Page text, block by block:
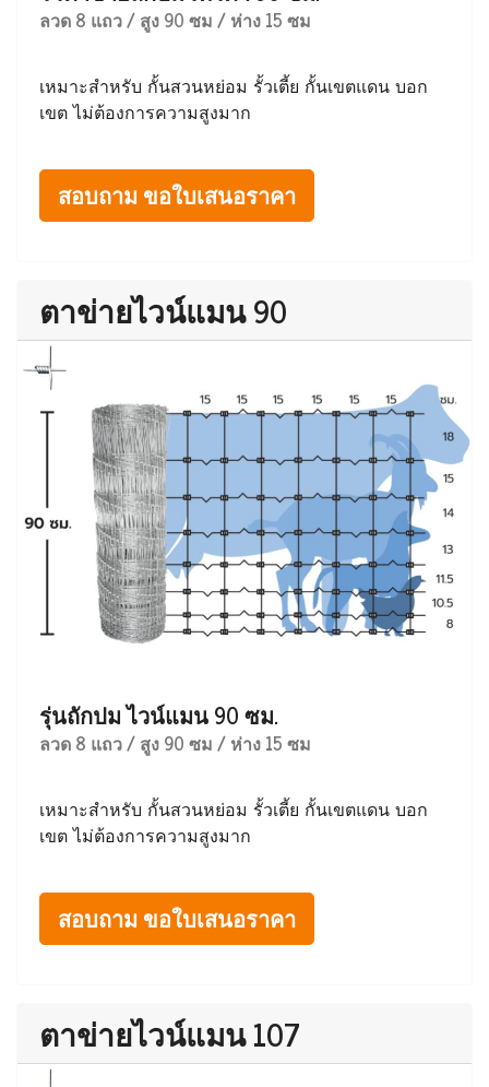
ลวด 8 แถว / สูง 90 ซม / ห่าง 15 ซม
เหมาะสำหรับ กั้นสวนหย่อม รั้วเตี้ย กั้นเขตแดน บอก
เขต ไม่ต้องการความสูงมาก
สอบถาม ขอใบเสนอราคา
ตาข่ายไวน์แมน 90
รุ่นถักปม ไวน์แมน 90 ซม.
ลวด 8 แถว / สูง 90 ซม / ห่าง 15 ซม
เหมาะสำหรับ กั้นสวนหย่อม รั้วเตี้ย กั้นเขตแดน บอก
เขต ไม่ต้องการความสูงมาก
สอบถาม ขอใบเสนอราคา
ตาข่ายไวน์แมน 107